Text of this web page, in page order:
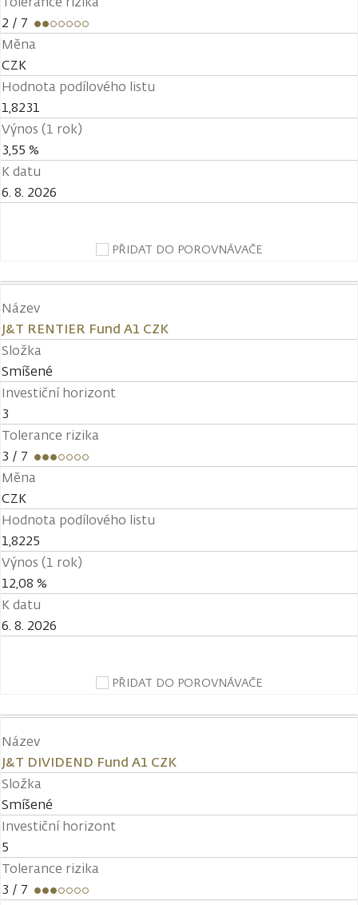
2 / 7
Měna
CZK
Hodnota podílového listu
1,8231
Výnos (1 rok)
3,55 %
K datu
6. 8. 2026
PŘIDAT DO POROVNÁVAČE
Název
J&T RENTIER Fund A1 CZK
Složka
Smíšené
Investiční horizont
3
Tolerance rizika
3 / 7
Měna
CZK
Hodnota podílového listu
1,8225
Výnos (1 rok)
12,08 %
K datu
6. 8. 2026
PŘIDAT DO POROVNÁVAČE
Název
J&T DIVIDEND Fund A1 CZK
Složka
Smíšené
Investiční horizont
5
Tolerance rizika
3 / 7